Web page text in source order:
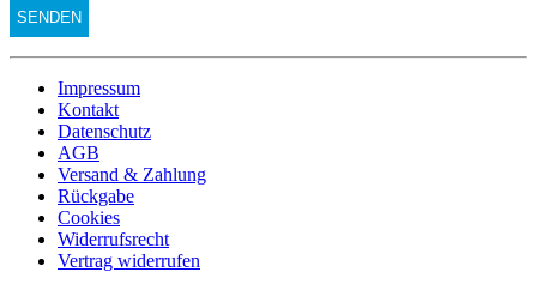
Impressum
Kontakt
Datenschutz
AGB
Versand & Zahlung
Rückgabe
Cookies
Widerrufsrecht
Vertrag widerrufen